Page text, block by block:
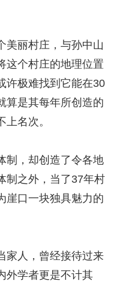
丽村庄，与孙中山
这个村庄的地理位置
许极难找到它能在30
算是其每年所创造的
名次。
，却创造了令各地
制之外，当了37年村
崖口一块独具魅力的
人，曾经接待过来
外学者更是不计其